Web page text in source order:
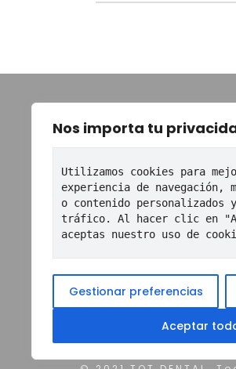
Nos importa tu
Utilizamos cookies para
experiencia de navegación,
o contenido personalizados
tráfico. Al hacer clic en
aceptas nuestro uso de
Gestionar preferencias
Aceptar